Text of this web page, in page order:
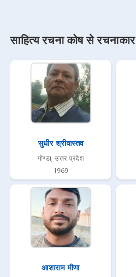
साहित्य रचना कोष से रचनाकार
सुधीर श्रीवास्तव
गोण्डा, उत्तर प्रदेश
1969
आशाराम मीणा